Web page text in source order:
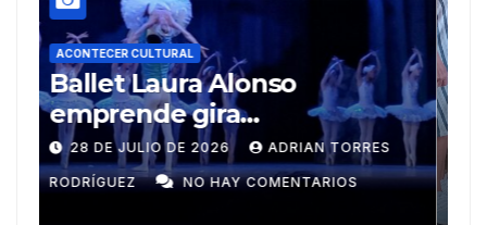
ACONTECER CULTURAL
Muñecos y monotipia
9 DE JULIO DE 2026 MEYLIN PÉREZ
GUZMÁN NO HAY COMENTARIOS